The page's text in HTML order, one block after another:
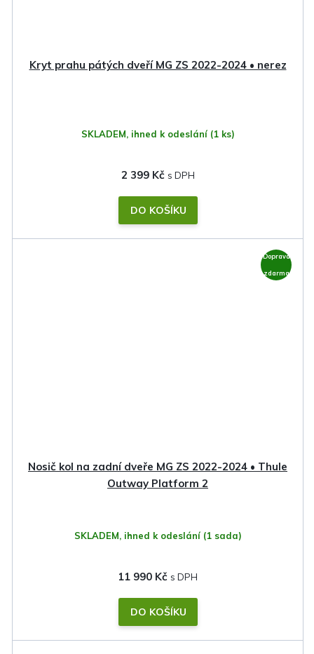
Kryt prahu pátých dveří MG ZS 2022-2024 • nerez
SKLADEM, ihned k odeslání (1 ks)
2 399 Kč
DO KOŠÍKU
Doprava
zdarma
Nosič kol na zadní dveře MG ZS 2022-2024 • Thule
Outway Platform 2
SKLADEM, ihned k odeslání (1 sada)
11 990 Kč
DO KOŠÍKU